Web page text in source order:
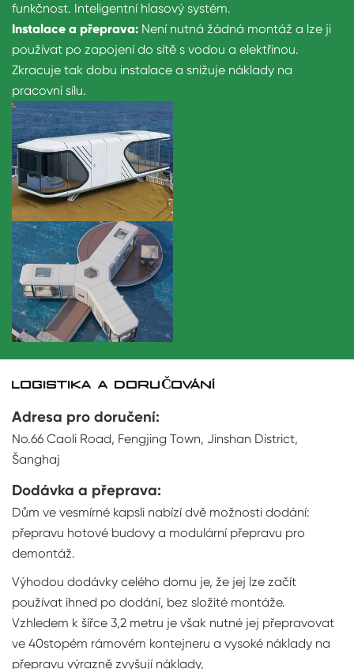
funkčnost. Inteligentní hlasový systém.
Instalace a přeprava: Není nutná žádná montáž a lze ji
používat po zapojení do sítě s vodou a elektřinou.
Zkracuje tak dobu instalace a snižuje náklady na
pracovní sílu.
LOGISTIKA A DORUČOVÁNÍ
Adresa pro doručení:
No.66 Caoli Road, Fengjing Town, Jinshan District,
Šanghaj
Dodávka a přeprava:
Dům ve vesmírné kapsli nabízí dvě možnosti dodání:
přepravu hotové budovy a modulární přepravu pro
demontáž.
Výhodou dodávky celého domu je, že jej lze začít
používat ihned po dodání, bez složité montáže.
Vzhledem k šířce 3,2 metru je však nutné jej přepravovat
ve 40stopém rámovém kontejneru a vysoké náklady na
přepravu výrazně zvyšují náklady,